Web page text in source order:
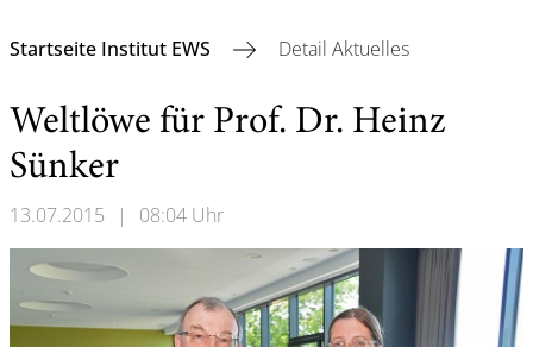
Startseite Institut EWS Detail Aktuelles
Weltlöwe für Prof. Dr. Heinz
Sünker
13.07.2015 | 08:04 Uhr